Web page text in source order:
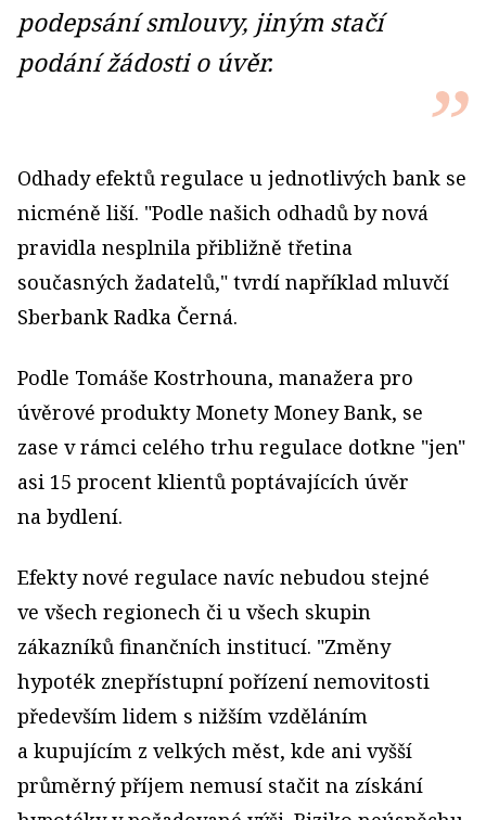
podepsání smlouvy, jiným stačí
podání žádosti o úvěr.
Odhady efektů regulace u jednotlivých bank se
nicméně liší. "Podle našich odhadů by nová
pravidla nesplnila přibližně třetina
současných žadatelů," tvrdí například mluvčí
Sberbank Radka Černá.
Podle Tomáše Kostrhouna, manažera pro
úvěrové produkty Monety Money Bank, se
zase v rámci celého trhu regulace dotkne "jen"
asi 15 procent klientů poptávajících úvěr
na bydlení.
Efekty nové regulace navíc nebudou stejné
ve všech regionech či u všech skupin
zákazníků finančních institucí. "Změny
hypoték znepřístupní pořízení nemovitosti
především lidem s nižším vzděláním
a kupujícím z velkých měst, kde ani vyšší
průměrný příjem nemusí stačit na získání